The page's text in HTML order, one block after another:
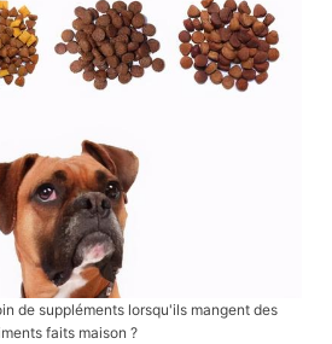
de suppléments lorsqu'ils mangent des
faits maison ?